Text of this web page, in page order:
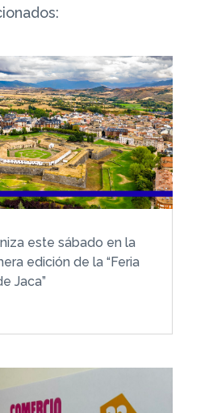
este sábado en la
edición de la “Feria
Jaca”